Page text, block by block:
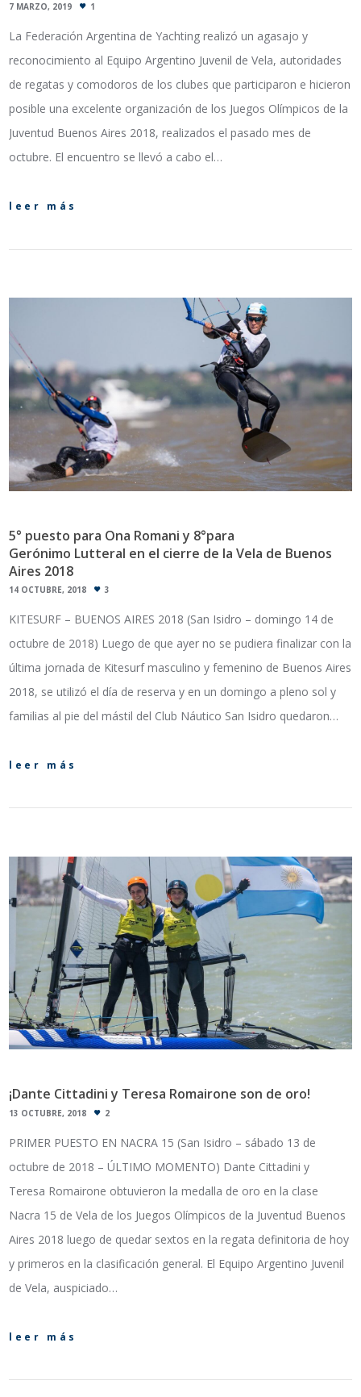
7 MARZO, 2019 1
La Federación Argentina de Yachting realizó un agasajo y
reconocimiento al Equipo Argentino Juvenil de Vela, autoridades
de regatas y comodoros de los clubes que participaron e hicieron
posible una excelente organización de los Juegos Olímpicos de la
Juventud Buenos Aires 2018, realizados el pasado mes de
octubre. El encuentro se llevó a cabo el…
leer más
5° puesto para Ona Romani y 8°para
Gerónimo Lutteral en el cierre de la Vela de Buenos
Aires 2018
14 OCTUBRE, 2018 3
KITESURF – BUENOS AIRES 2018 (San Isidro – domingo 14 de
octubre de 2018) Luego de que ayer no se pudiera finalizar con la
última jornada de Kitesurf masculino y femenino de Buenos Aires
2018, se utilizó el día de reserva y en un domingo a pleno sol y
familias al pie del mástil del Club Náutico San Isidro quedaron…
leer más
¡Dante Cittadini y Teresa Romairone son de oro!
13 OCTUBRE, 2018 2
PRIMER PUESTO EN NACRA 15 (San Isidro – sábado 13 de
octubre de 2018 – ÚLTIMO MOMENTO) Dante Cittadini y
Teresa Romairone obtuvieron la medalla de oro en la clase
Nacra 15 de Vela de los Juegos Olímpicos de la Juventud Buenos
Aires 2018 luego de quedar sextos en la regata definitoria de hoy
y primeros en la clasificación general. El Equipo Argentino Juvenil
de Vela, auspiciado…
leer más